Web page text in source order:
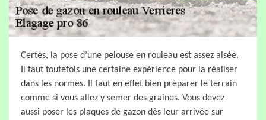
Certes, la pose d’une pelouse en rouleau est assez aisée.
Il faut toutefois une certaine expérience pour la réaliser
dans les normes. Il faut en effet bien préparer le terrain
comme si vous allez y semer des graines. Vous devez
aussi poser les plaques de gazon dès leur arrivée sur